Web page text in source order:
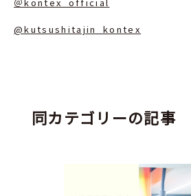
@kutsushitajin_kontex
同カテゴリーの記事